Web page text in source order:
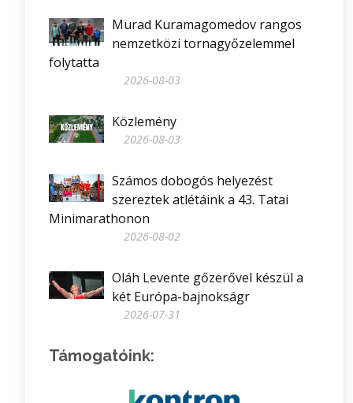
Murad Kuramagomedov rangos
nemzetközi tornagyőzelemmel
folytatta
2026-08-03
Közlemény
2026-08-03
Számos dobogós helyezést
szereztek atlétáink a 43. Tatai
Minimarathonon
2026-08-02
Oláh Levente gőzerővel készül a
két Európa-bajnokságr
2026-07-31
Támogatóink: